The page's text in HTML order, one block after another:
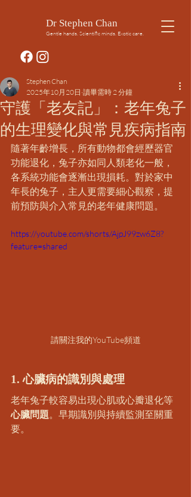
Dr Stephen Chan
Gentle hands. Scientific minds. Exotic care.
守護「老友記」：老年兔子
的生理變化與常見疾病指南
Stephen Chan
2025年10月20日 讀畢需時 2 分鐘
隨著年齡增長，所有動物都會經歷器官
功能退化，兔子亦如同人類老化一般，
各系統功能會逐漸出現損耗。對於家中
年長的兔子，主人更需要細心觀察，提
前預防與介入常見的老年健康問題。
https://youtube.com/shorts/AjpJ99zw6Z8?
feature=shared
請關注我的YouTube頻道
1. 心臟病的識別與處理
老年兔子較容易出現心肌或心瓣退化等
心臟問題。早期識別與持續監測至關重
要。